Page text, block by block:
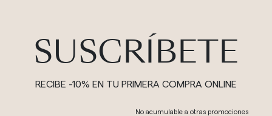
SUSCRÍBETE
RECIBE -10% EN TU PRIMERA COMPRA ONLINE
No acumulable a otras promociones